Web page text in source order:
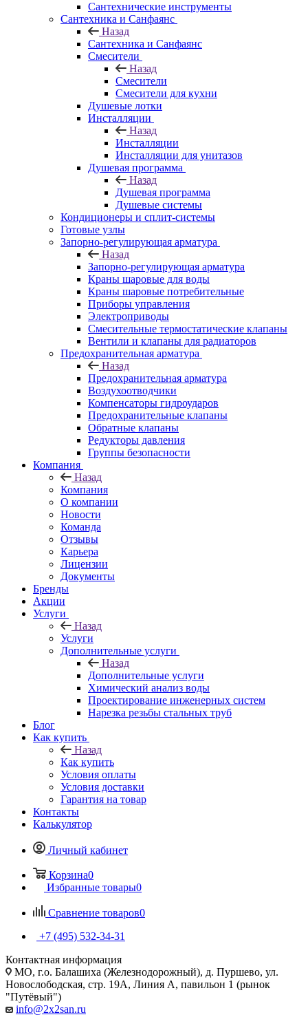
Сантехнические инструменты
Сантехника и Санфаянс
Назад
Сантехника и Санфаянс
Смесители
Назад
Смесители
Смесители для кухни
Душевые лотки
Инсталляции
Назад
Инсталляции
Инсталляции для унитазов
Душевая программа
Назад
Душевая программа
Душевые системы
Кондиционеры и сплит-системы
Готовые узлы
Запорно-регулирующая арматура
Назад
Запорно-регулирующая арматура
Краны шаровые для воды
Краны шаровые потребительные
Приборы управления
Электроприводы
Смесительные термостатические клапаны
Вентили и клапаны для радиаторов
Предохранительная арматура
Назад
Предохранительная арматура
Воздухоотводчики
Компенсаторы гидроударов
Предохранительные клапаны
Обратные клапаны
Редукторы давления
Группы безопасности
Компания
Назад
Компания
О компании
Новости
Команда
Отзывы
Карьера
Лицензии
Документы
Бренды
Акции
Услуги
Назад
Услуги
Дополнительные услуги
Назад
Дополнительные услуги
Химический анализ воды
Проектирование инженерных систем
Нарезка резьбы стальных труб
Блог
Как купить
Назад
Как купить
Условия оплаты
Условия доставки
Гарантия на товар
Контакты
Калькулятор
Личный кабинет
Корзина0
Избранные товары0
Сравнение товаров0
+7 (495) 532‑34‑31
Контактная информация
МО, г.о. Балашиха (Железнодорожный), д. Пуршево, ул.
Новослободская, стр. 19А, Линия А, павильон 1 (рынок
"Путёвый")
info@2x2san.ru